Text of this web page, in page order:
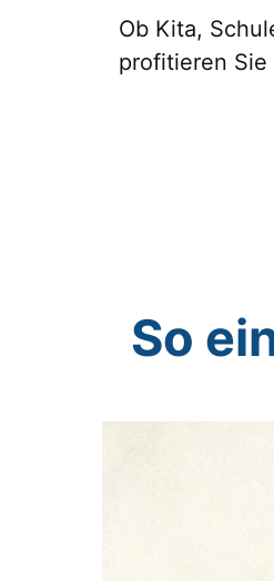
Ob Kita,
profitieren
So